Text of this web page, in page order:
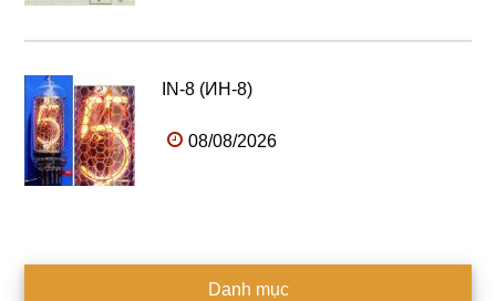
IN-8 (ИН-8)
08/08/2026
Danh mục